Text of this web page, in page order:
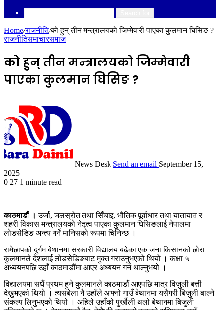
Home/राजनीति/काे हुन् तीन मन्त्रालयकाे जिम्मेवारी पाएका कुलमान घिसिङ ?
राजनीतिसमाचारसमाज
काे हुन् तीन मन्त्रालयकाे जिम्मेवारी
पाएका कुलमान घिसिङ ?
News Desk Send an email September 15,
2025
0 27 1 minute read
काठमाडौं । उर्जा, जलस्रोत तथा सिँचाइ, भौतिक पूर्वाधार तथा यातायात र
शहरी विकास मन्त्रालयको नेतृत्व पाएका कुलमान घिसिङलाई नेपालमा
लोडसेडिङ अन्त्य गर्ने मानिसको रूपमा चिनिन्छ ।
रामेछापको दुर्गम बेथानमा सरकारी विद्यालय बढेका एक जना किसानको छोरा
कुलमानले देशलाई लोडसेडिङबाट मुक्त गराउनुभएको थियो । कक्षा ५
अध्ययनपछि उहाँ काठमाडौंमा आएर अध्ययन गर्न थाल्नुभयो ।
विद्यालयमा सधैं प्रथम हुने कुलमानले काठमाडौं आएपछि मात्र विजुली बत्ती
देख्नुभएको थियो । त्यसबेला नै उहाँले आफ्नो गाउँ बेथानमा यसैगरी बिजुली बाल्ने
संकल्प लिनुभएको थियो । अहिले उहाँको पुर्खौली थलो बेथानमा बिजुली